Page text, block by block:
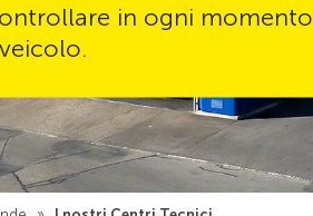
in ogni momento